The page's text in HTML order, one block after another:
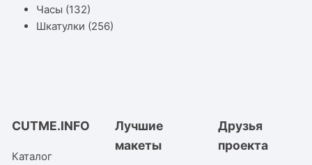
Часы (132)
Шкатулки (256)
CUTME.INFO
Каталог
Лучшие
макеты
Друзья
проекта